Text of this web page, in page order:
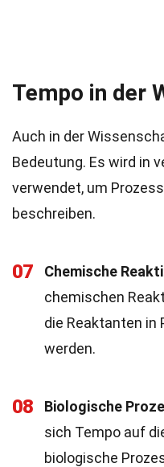
Tempo in der
Auch in der
Bedeutung. Es wird in
verwendet, um
beschreiben.
07 Chemische
chemischen
die Reaktanten in
werden.
08 Biologische
sich Tempo auf
biologische